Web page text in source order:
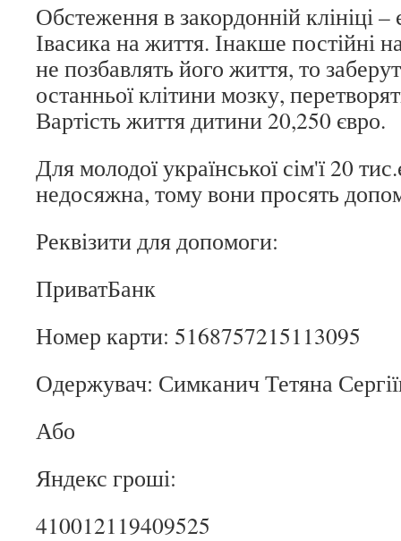
Обстеження в закордонній клініці
Івасика на життя. Інакше постійні
не позбавлять його життя, то
останньої клітини мозку,
Вартість життя дитини 20,250 євро.
Для молодої української сім'ї 20
недосяжна, тому вони просять
Реквізити для допомоги:
ПриватБанк
Номер карти: 5168757215113095
Одержувач: Симканич Тетяна
Або
Яндекс гроші:
410012119409525